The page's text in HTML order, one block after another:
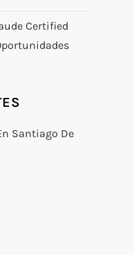
Certified
Santiago De